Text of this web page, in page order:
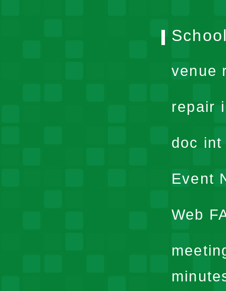
venue
repair
doc
Event
Web